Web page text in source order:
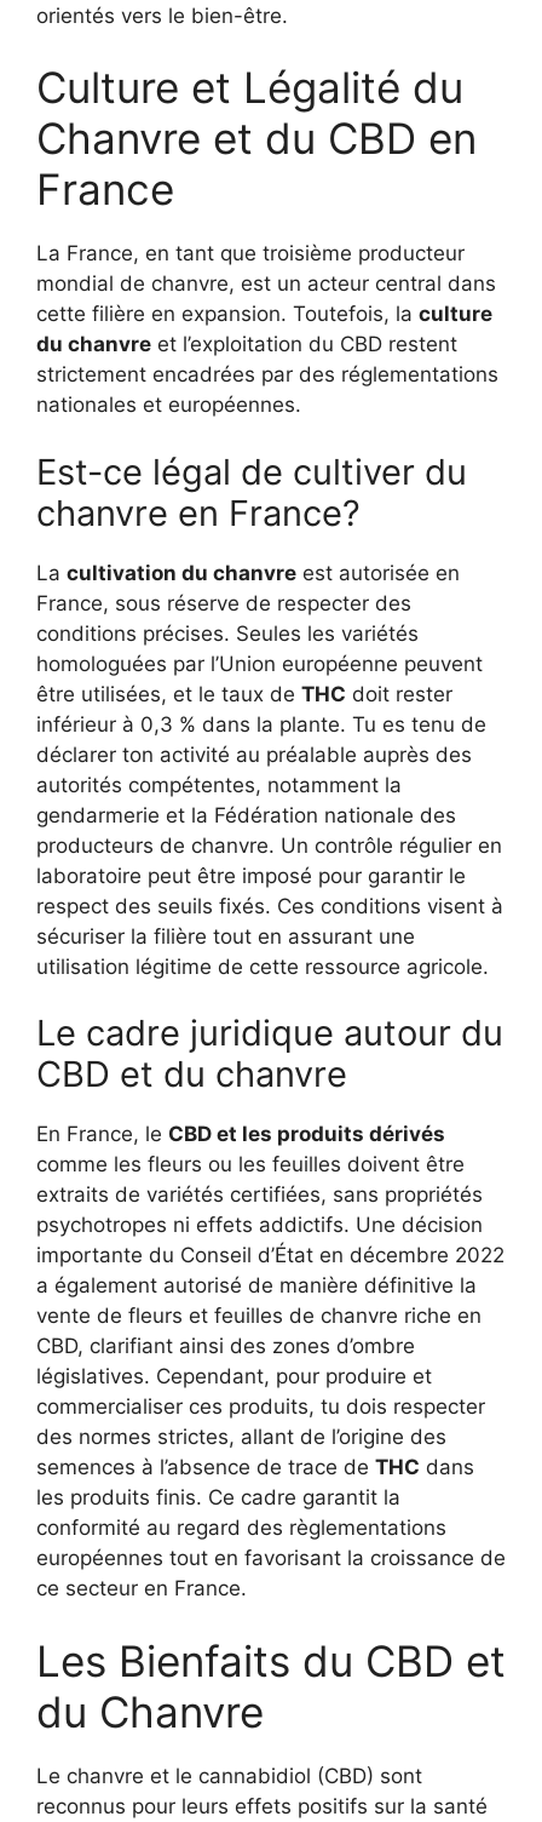
orientés vers le bien-être.
Culture et Légalité du
Chanvre et du CBD en
France
La France, en tant que troisième producteur
mondial de chanvre, est un acteur central dans
cette filière en expansion. Toutefois, la culture
du chanvre et l’exploitation du CBD restent
strictement encadrées par des réglementations
nationales et européennes.
Est-ce légal de cultiver du
chanvre en France?
La cultivation du chanvre est autorisée en
France, sous réserve de respecter des
conditions précises. Seules les variétés
homologuées par l’Union européenne peuvent
être utilisées, et le taux de THC doit rester
inférieur à 0,3 % dans la plante. Tu es tenu de
déclarer ton activité au préalable auprès des
autorités compétentes, notamment la
gendarmerie et la Fédération nationale des
producteurs de chanvre. Un contrôle régulier en
laboratoire peut être imposé pour garantir le
respect des seuils fixés. Ces conditions visent à
sécuriser la filière tout en assurant une
utilisation légitime de cette ressource agricole.
Le cadre juridique autour du
CBD et du chanvre
En France, le CBD et les produits dérivés
comme les fleurs ou les feuilles doivent être
extraits de variétés certifiées, sans propriétés
psychotropes ni effets addictifs. Une décision
importante du Conseil d’État en décembre 2022
a également autorisé de manière définitive la
vente de fleurs et feuilles de chanvre riche en
CBD, clarifiant ainsi des zones d’ombre
législatives. Cependant, pour produire et
commercialiser ces produits, tu dois respecter
des normes strictes, allant de l’origine des
semences à l’absence de trace de THC dans
les produits finis. Ce cadre garantit la
conformité au regard des règlementations
européennes tout en favorisant la croissance de
ce secteur en France.
Les Bienfaits du CBD et
du Chanvre
Le chanvre et le cannabidiol (CBD) sont
reconnus pour leurs effets positifs sur la santé